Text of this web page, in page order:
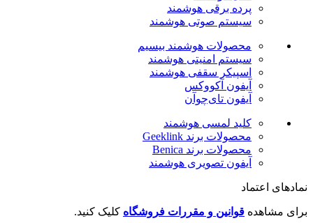
پرده برقی هوشمند
سیستم صوتی هوشمند
محصولات هوشمند بیسیم
سیستم امنیتی هوشمند
اسپیکر سقفی هوشمند
آیفون آکووکس
آیفون تای‌چوآن
کلید لمسی هوشمند
محصولات برند Geeklink
محصولات برند ‌Benica
آیفون تصویری هوشمند
نمادهای اعتماد
برای مشاهده قوانین و مقررات فروشگاه کلیک کنید.